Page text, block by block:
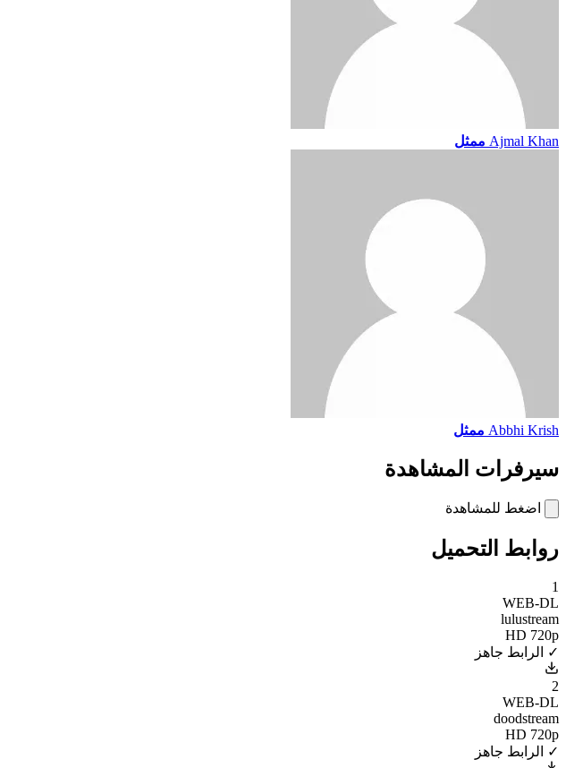
Ajmal Khan ممثل
Abbhi Krish ممثل
سيرفرات المشاهدة
اضغط للمشاهدة
روابط التحميل
1
WEB-DL
lulustream
HD 720p
✓ الرابط جاهز
2
WEB-DL
doodstream
HD 720p
✓ الرابط جاهز